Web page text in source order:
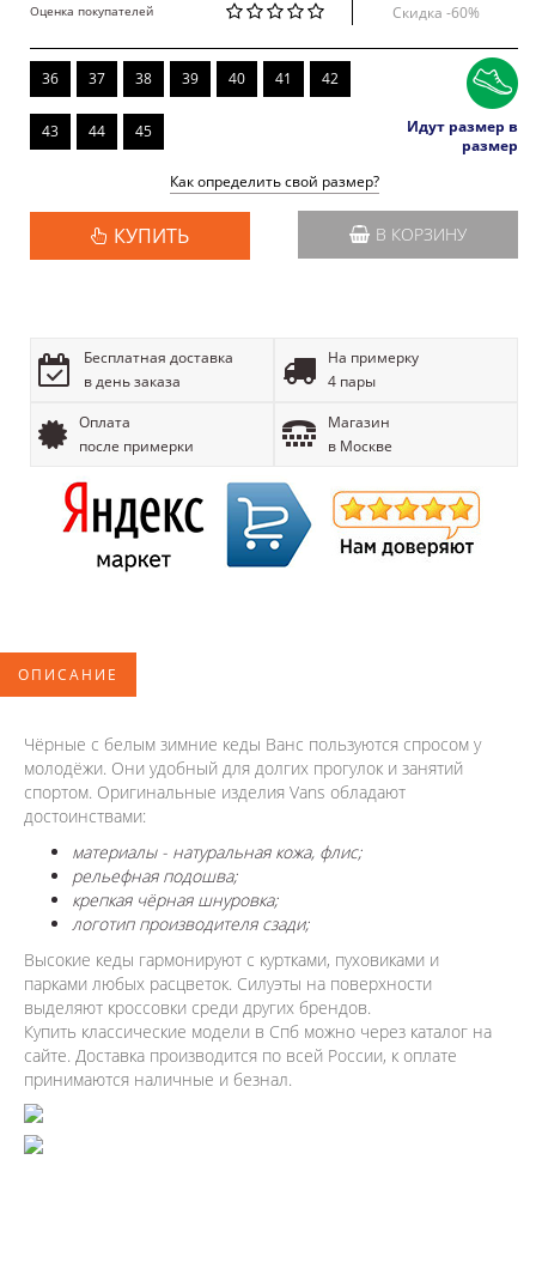
Оценка покупателей
Скидка -60%
36 37 38 39 40 41 42
43 44 45
Идут размер в
размер
Как определить свой размер?
КУПИТЬ В КОРЗИНУ
Бесплатная доставка
в день заказа
На примерку
4 пары
Оплата
после примерки
Магазин
в Москве
ОПИСАНИЕ
Чёрные с белым зимние кеды Ванс пользуются спросом у
молодёжи. Они удобный для долгих прогулок и занятий
спортом. Оригинальные изделия Vans обладают
достоинствами:
материалы - натуральная кожа, флис;
рельефная подошва;
крепкая чёрная шнуровка;
логотип производителя сзади;
Высокие кеды гармонируют с куртками, пуховиками и
парками любых расцветок. Силуэты на поверхности
выделяют кроссовки среди других брендов.
Купить классические модели в Спб можно через каталог на
сайте. Доставка производится по всей России, к оплате
принимаются наличные и безнал.